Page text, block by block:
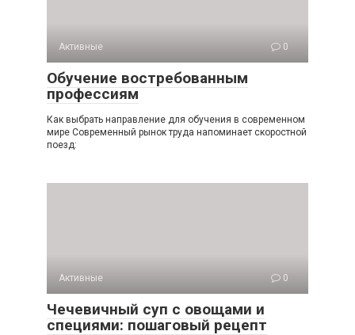
Активные 0
Обучение востребованным
профессиям
Как выбрать направление для обучения в современном
мире Современный рынок труда напоминает скоростной
поезд:
Активные 0
Чечевичный суп с овощами и
специями: пошаговый рецепт